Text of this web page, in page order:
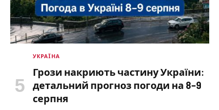
УКРАЇНА
Грози накриють частину України:
детальний прогноз погоди на 8–9
серпня